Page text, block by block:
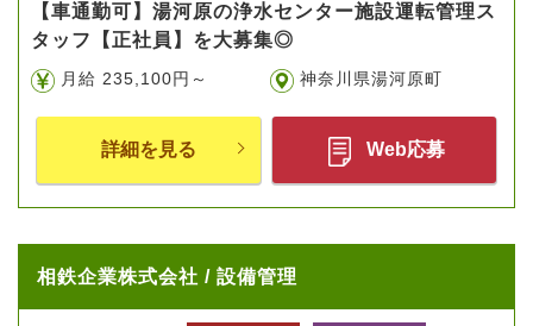
【車通勤可】湯河原の浄水センター施設運転管理ス
タッフ【正社員】を大募集◎
月給 235,100円～ 神奈川県湯河原町
詳細を見る Web応募
相鉄企業株式会社 / 設備管理